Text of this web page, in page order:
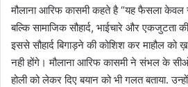
मौलाना आरिफ कासमी कहते है “यह फैसला केवल
बल्कि सामाजिक सौहार्द, भाईचारे और एकजुटता
इससे सौहार्द बिगाड़ने की कोशिश कर माहौल
नही होंगे। मौलाना आरिफ कासमी ने संभल के
होली को लेकर दिए बयान को भी गलत बताया.